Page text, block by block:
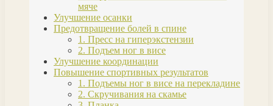
мяче
Улучшение осанки
Предотвращение болей в спине
1. Пресс на гиперэкстензии
2. Подъем ног в висе
Улучшение координации
Повышение спортивных результатов
1. Подъемы ног в висе на перекладине
2. Скручивания на скамье